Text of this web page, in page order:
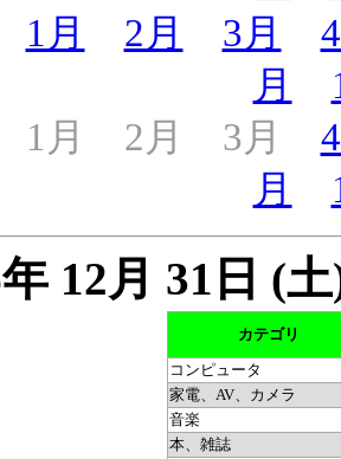
1月 2月 3月
月
1月 2月 3月
月
年 12月 31日 (
カテゴリ
コンピュータ
家電、AV、カメラ
音楽
本、雑誌